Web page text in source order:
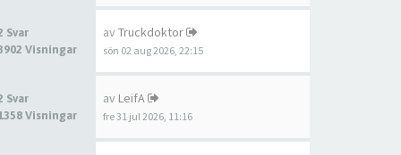
Svar
Visningar
av Truckdoktor
sön 02 aug 2026, 22:15
Svar
Visningar
av LeifA
fre 31 jul 2026, 11:16